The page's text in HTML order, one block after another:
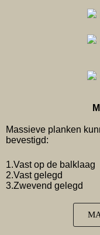
Massieve planken
bevestigd:
1.Vast op de balklaag
2.Vast gelegd
3.Zwevend gelegd